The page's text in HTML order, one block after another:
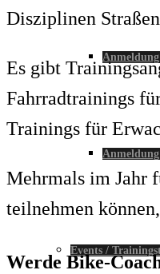
Events /
Disziplinen
Es gibt
Fahrradtrainings
Trainings für
Mehrmals im Jahr
teilnehmen
Werde Bike-